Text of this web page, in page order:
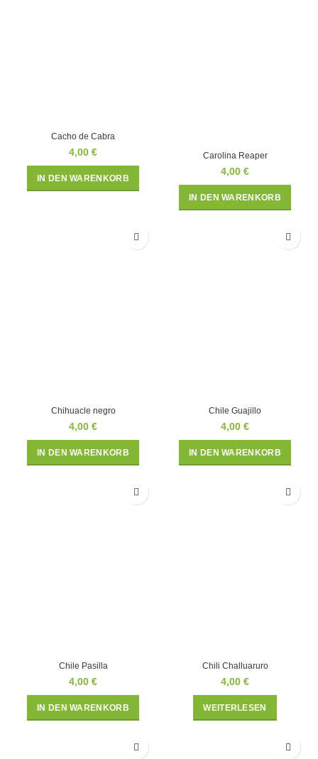
Cacho de Cabra
4,00 €
IN DEN WARENKORB
Carolina Reaper
4,00 €
IN DEN WARENKORB
Chihuacle negro
4,00 €
IN DEN WARENKORB
Chile Guajillo
4,00 €
IN DEN WARENKORB
Chile Pasilla
4,00 €
IN DEN WARENKORB
Chili Challuaruro
4,00 €
WEITERLESEN